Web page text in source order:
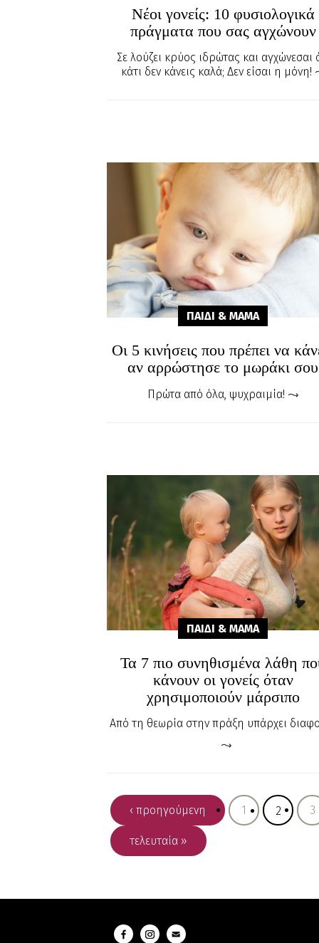
Νέοι γονείς: 10 φυσιολογικά
πράγματα που σας αγχώνουν
Σε λούζει κρύος ιδρώτας και αγχώνεσαι
κάτι δεν κάνεις καλά; Δεν είσαι η μόνη!
ΠΑΙΔΙ & ΜΑΜA
Οι 5 κινήσεις που πρέπει να
αν αρρώστησε το μωράκι σου
Πρώτα από όλα, ψυχραιμία!
ΠΑΙΔΙ & ΜΑΜA
Τα 7 πιο συνηθισμένα λάθη
κάνουν οι γονείς όταν
χρησιμοποιούν μάρσιπο
Από τη θεωρία στην πράξη υπάρχει
‹ προηγούμενη 1 2 3
τελευταία »